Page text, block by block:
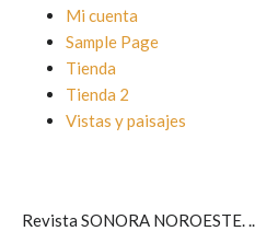
Mi cuenta
Sample Page
Tienda
Tienda 2
Vistas y paisajes
Revista SONORA NOROESTE.